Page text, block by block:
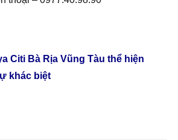
Citi Bà Rịa Vũng Tàu thể hiện
khác biệt